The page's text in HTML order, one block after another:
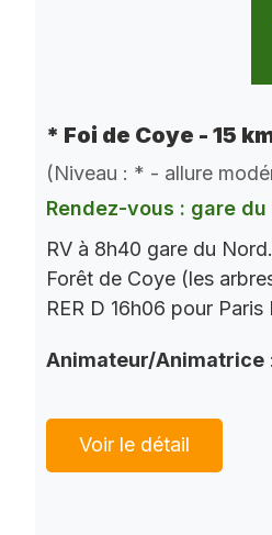
* Foi de Coye - 15
(Niveau : * - allure
Rendez-vous : gare du
RV à 8h40 gare du
Forêt de Coye (les
RER D 16h06 pour
Animateur/Animatrice
Voir le détail